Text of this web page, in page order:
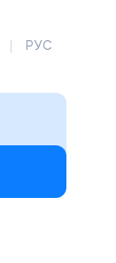
РУС